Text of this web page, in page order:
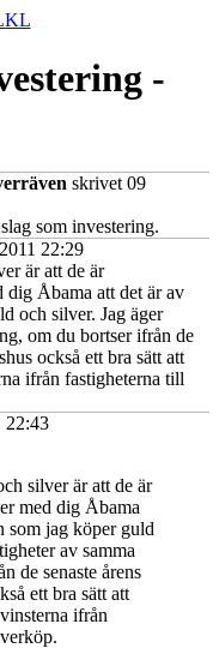
-
skrivet 09
som investering.
22:29
är att de är
dig Åbama att det är av
och silver. Jag äger
om du bortser ifrån de
också ett bra sätt att
ifrån fastigheterna till
22:43
silver är att de är
med dig Åbama
som jag köper guld
av samma
de senaste årens
ett bra sätt att
ifrån